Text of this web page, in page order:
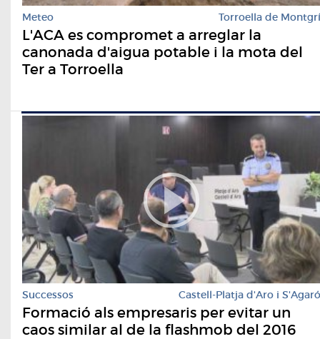
Meteo Torroella de Montgrí
L'ACA es compromet a arreglar la
canonada d'aigua potable i la mota del
Ter a Torroella
Successos Castell-Platja d'Aro i S'Agaró
Formació als empresaris per evitar un
caos similar al de la flashmob del 2016